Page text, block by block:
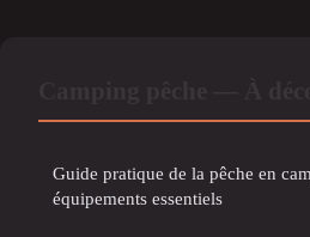
Guide pratique de la pêche en
équipements essentiels